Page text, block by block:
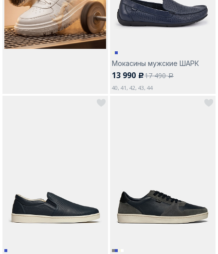
Мокасины мужские ШАРК
13 990 c17 490a
40, 41, 42, 43, 44